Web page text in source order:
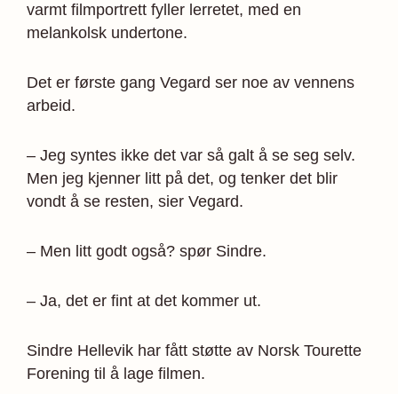
varmt filmportrett fyller lerretet, med en
melankolsk undertone.
Det er første gang Vegard ser noe av vennens
arbeid.
– Jeg syntes ikke det var så galt å se seg selv.
Men jeg kjenner litt på det, og tenker det blir
vondt å se resten, sier Vegard.
– Men litt godt også? spør Sindre.
– Ja, det er fint at det kommer ut.
Sindre Hellevik har fått støtte av Norsk Tourette
Forening til å lage filmen.